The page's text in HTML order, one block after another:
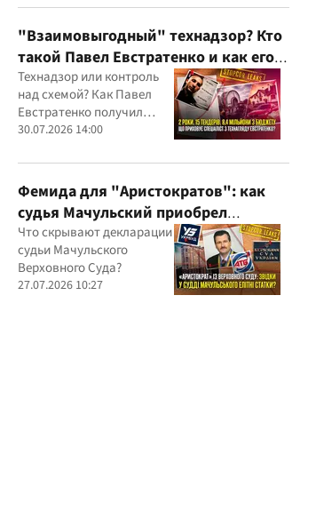
связи Сергея Дядечко до
сих пор простираются
через Украину и несколько
иностранных юрисдикций
"Взаимовыгодный" технадзор? Кто
такой Павел Евстратенко и как его
ФЛП получил доступ к бюджетным
миллионам?
Технадзор или контроль
над схемой? Как Павел
Евстратенко получил
миллионные подряды
30.07.2026 14:00
Фемида для "Аристократов": как
судья Мачульский приобрел
элитное жилье после вердикта в
пользу застройщика?
Что скрывают декларации
судьи Мачульского
Верховного Суда?
27.07.2026 10:27